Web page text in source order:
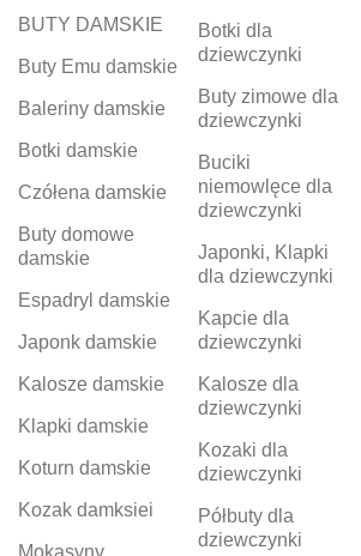
BUTY DAMSKIE
Buty Emu damskie
Baleriny damskie
Botki damskie
Czółena damskie
Buty domowe
damskie
Espadryl damskie
Japonk damskie
Kalosze damskie
Klapki damskie
Koturn damskie
Kozak damksiei
Mokasyny
Botki dla
dziewczynki
Buty zimowe dla
dziewczynki
Buciki
niemowlęce dla
dziewczynki
Japonki, Klapki
dla dziewczynki
Kapcie dla
dziewczynki
Kalosze dla
dziewczynki
Kozaki dla
dziewczynki
Półbuty dla
dziewczynki